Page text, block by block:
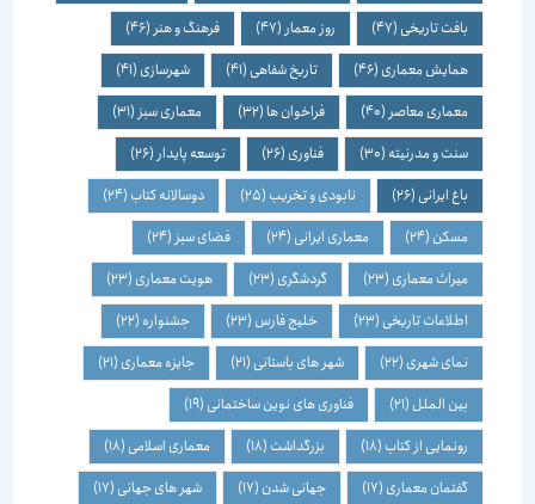
بافت تاریخی(47) روز معمار(47) فرهنگ و هنر(46)
همایش معماری(46) تاریخ شفاهی(41) شهرسازی(41)
معماری معاصر(40) فراخوان ها(32) معماری سبز(31)
سنت و مدرنیته(30) فناوری(26) توسعه پایدار(26)
باغ ایرانی(26) نابودی و تخریب(25) دوسالانه کتاب(24)
مسکن(24) معماری ایرانی(24) فضای سبز(24)
میراث معماری(23) گردشگری(23) هویت معماری(23)
اطلاعات تاریخی(23) خلیج فارس(23) جشنواره(22)
نمای شهری(22) شهر های باستانی(21) جایزه معماری(21)
بین الملل(21) فناوری های نوین ساختمانی(19)
رونمایی از کتاب(18) بزرگداشت(18) معماری اسلامی(18)
گفتمان معماری(17) جهانی شدن(17) شهر های جهانی(17)